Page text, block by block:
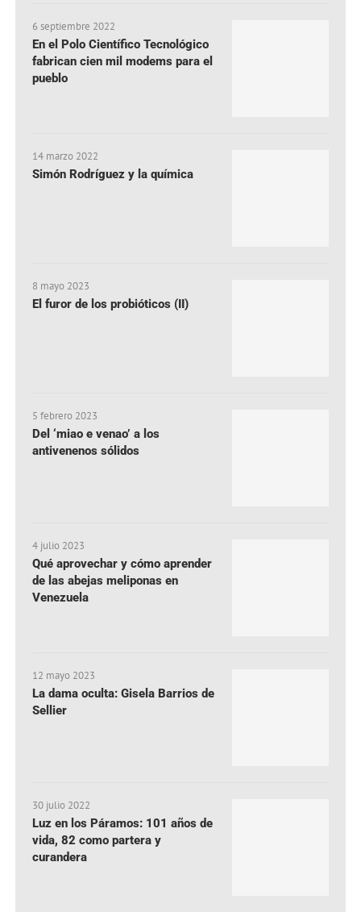
6 septiembre 2022
En el Polo Científico Tecnológico
fabrican cien mil modems para el
pueblo
14 marzo 2022
Simón Rodríguez y la química
8 mayo 2023
El furor de los probióticos (II)
5 febrero 2023
Del ‘miao e venao’ a los
antivenenos sólidos
4 julio 2023
Qué aprovechar y cómo aprender
de las abejas meliponas en
Venezuela
12 mayo 2023
La dama oculta: Gisela Barrios de
Sellier
30 julio 2022
Luz en los Páramos: 101 años de
vida, 82 como partera y
curandera